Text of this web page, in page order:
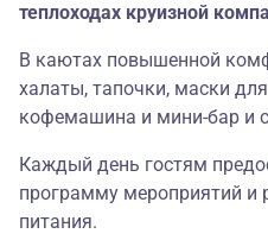
теплоходах круизной
В каютах повышенной
халаты, тапочки, маски
кофемашина и мини-бар и
Каждый день гостям
программу мероприятий и
питания.